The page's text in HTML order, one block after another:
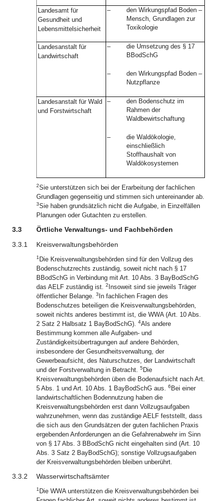
Landesamt für
Gesundheit und
Lebensmittelsicherheit
–
den Wirkungspfad Boden –
Mensch, Grundlagen zur
Toxikologie
Landesanstalt für
Landwirtschaft
–
die Umsetzung des § 17
BBodSchG
–
den Wirkungspfad Boden –
Nutzpflanze
Landesanstalt für Wald
und Forstwirtschaft
–
den Bodenschutz im
Rahmen der
Waldbewirtschaftung
–
die Waldökologie,
einschließlich
Stoffhaushalt von
Waldökosystemen
2Sie unterstützen sich bei der Erarbeitung der fachlichen
Grundlagen gegenseitig und stimmen sich untereinander ab.
3Sie haben grundsätzlich nicht die Aufgabe, in Einzelfällen
Planungen oder Gutachten zu erstellen.
3.3
Örtliche Verwaltungs- und Fachbehörden
3.3.1
Kreisverwaltungsbehörden
1 Die Kreisverwaltungsbehörden sind für den Vollzug des
Bodenschutzrechts zuständig, soweit nicht nach § 17
BBodSchG in Verbindung mit Art. 10 Abs. 3 BayBodSchG
das AELF zuständig ist. 2 Insoweit sind sie jeweils Träger
öffentlicher Belange. 3 In fachlichen Fragen des
Bodenschutzes beteiligen die Kreisverwaltungsbehörden,
soweit nichts anderes bestimmt ist, die WWA (Art. 10 Abs.
2 Satz 2 Halbsatz 1 BayBodSchG). 4Als andere
Bestimmung kommen alle Aufgaben- und
Zuständigkeitsübertragungen auf andere Behörden,
insbesondere der Gesundheitsverwaltung, der
Gewerbeaufsicht, des Naturschutzes, der Landwirtschaft
und der Forstverwaltung in Betracht. 5 Die
Kreisverwaltungsbehörden üben die Bodenaufsicht nach Art.
5 Abs. 1 und Art. 10 Abs. 1 BayBodSchG aus. 6 Bei einer
landwirtschaftlichen Bodennutzung haben die
Kreisverwaltungsbehörden erst dann Vollzugsaufgaben
wahrzunehmen, wenn das zuständige AELF feststellt, dass
die sich aus den Grundsätzen der guten fachlichen Praxis
ergebenden Anforderungen an die Gefahrenabwehr im Sinn
von § 17 Abs. 3 BBodSchG nicht eingehalten sind (Art. 10
Abs. 3 Satz 2 BayBodSchG); sonstige Vollzugsaufgaben
der Kreisverwaltungsbehörden bleiben unberührt.
3.3.2 Wasserwirtschaftsämter
1 Die WWA unterstützen die Kreisverwaltungsbehörden bei